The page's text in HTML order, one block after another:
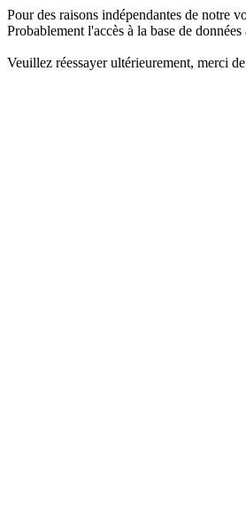
Pour des raisons indépendantes de notre
Probablement l'accès à la base de données
Veuillez réessayer ultérieurement, merci